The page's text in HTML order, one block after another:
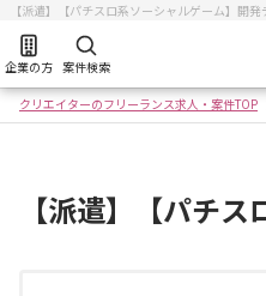
【派遣】【パチスロ系ソーシャルゲーム】開
企業の方 案件検索
クリエイターのフリーランス求人・案件TOP
【派遣】【パチ